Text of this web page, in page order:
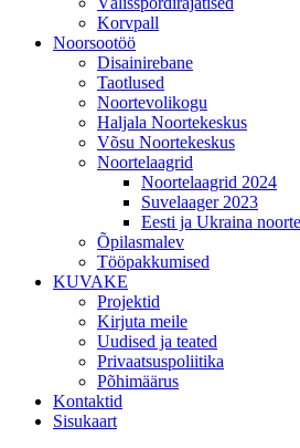
Korvpall
Noorsootöö
Disainirebane
Taotlused
Noortevolikogu
Haljala Noortekeskus
Võsu Noortekeskus
Noortelaagrid
Noortelaagrid 2024
Suvelaager 2023
Eesti ja Ukraina
Õpilasmalev
Tööpakkumised
KUVAKE
Projektid
Kirjuta meile
Uudised ja teated
Privaatsuspoliitika
Põhimäärus
Kontaktid
Sisukaart